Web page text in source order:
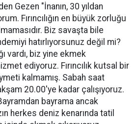
Gezen "İnanın, 30 yıldan
Fırıncılığın en büyük zorluğu
Biz savaşta bile
hatırlıyorsunuz değil mi?
vardı, biz yine ekmek
ediyoruz. Fırıncılık kutsal bir
kalmamış. Sabah saat
20.00'ye kadar çalışıyoruz.
bayrama ancak
herkes deniz kenarında tatil